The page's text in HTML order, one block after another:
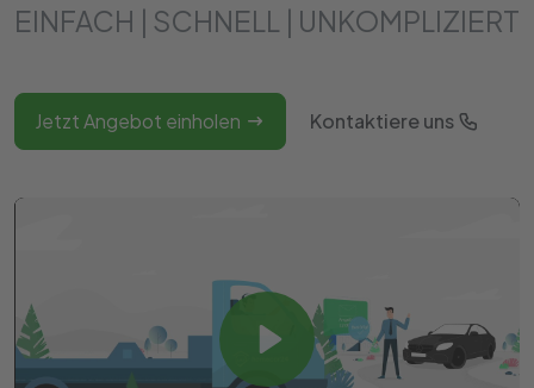
EINFACH | SCHNELL | UNKOMPLIZIERT
Jetzt Angebot einholen Kontaktiere uns
Play